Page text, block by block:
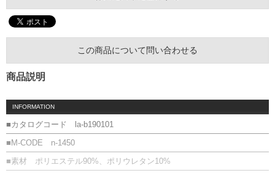
この商品について問い合わせる
商品説明
INFORMATION
■カタログコード la-b190101
■M-CODE n-1450
■素材 ポリエステル90%、ポリウレタン10%